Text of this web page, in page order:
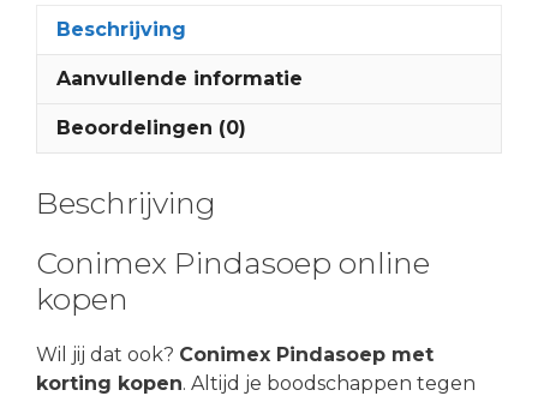
Beschrijving
Aanvullende informatie
Beoordelingen (0)
Beschrijving
Conimex Pindasoep online
kopen
Wil jij dat ook? Conimex Pindasoep met
korting kopen. Altijd je boodschappen tegen